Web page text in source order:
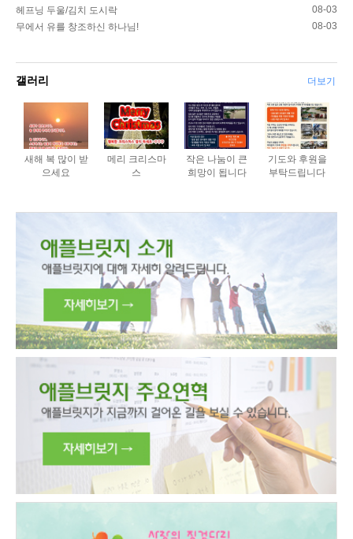
헤프닝 두울/김치 도시락
08-03
무에서 유를 창조하신 하나님!
08-03
갤러리
새해 복 많이 받
으세요
메리 크리스마
스
작은 나눔이 큰
희망이 됩니다
기도와 후원을
부탁드립니다
더보기